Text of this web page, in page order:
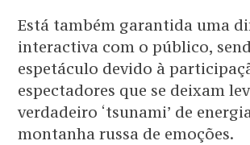
Está também garantida uma
interactiva com o público,
espetáculo devido à
espectadores que se deixam
verdadeiro ‘tsunami’ de
montanha russa de emoções.